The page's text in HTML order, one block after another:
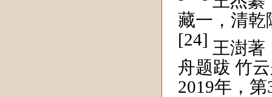
藏一，清乾
[24] 王澍著
舟题跋 竹
2019年，